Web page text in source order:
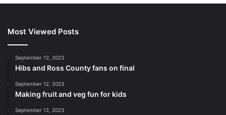
Most Viewed Posts
September 12, 2023
Hibs and Ross County fans on final
September 12, 2023
Making fruit and veg fun for kids
September 12, 2023